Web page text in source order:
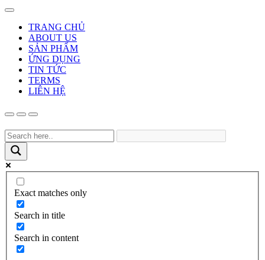
TRANG CHỦ
ABOUT US
SẢN PHẨM
ỨNG DỤNG
TIN TỨC
TERMS
LIÊN HỆ
Exact matches only
Search in title
Search in content